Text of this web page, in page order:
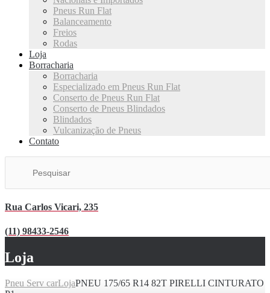
Pneus Run Flat
Balanceamento
Freios
Rodas
Loja
Borracharia
Borracharia
Especializado em Pneus Run Flat
Conserto de Pneus Run Flat
Conserto de Pneus Blindados
Blindados
Vulcanização de Pneus
Contato
Rua Carlos Vicari, 235
(11) 98433-2546
Loja
Pneu Serv carLojaPNEU 175/65 R14 82T PIRELLI CINTURATO